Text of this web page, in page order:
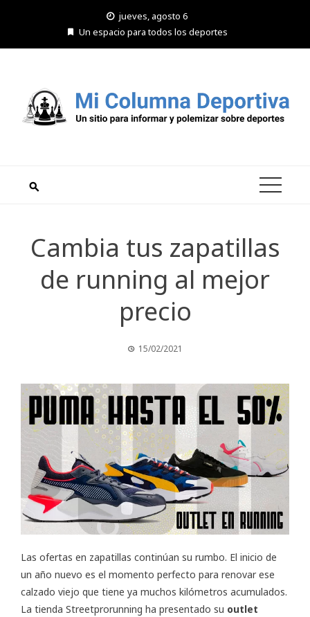
jueves, agosto 6
Un espacio para todos los deportes
Cambia tus zapatillas
de running al mejor
precio
15/02/2021
Las ofertas en zapatillas continúan su rumbo. El inicio de
un año nuevo es el momento perfecto para renovar ese
calzado viejo que tiene ya muchos kilómetros acumulados.
La tienda Streetprorunning ha presentado su outlet